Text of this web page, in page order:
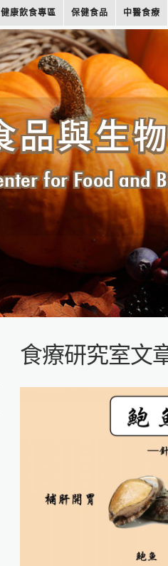
健康飲食專區 保健食品 中醫食療
食療研究室文